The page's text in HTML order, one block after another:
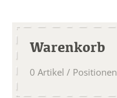
Warenkorb
0 Artikel / Positionen